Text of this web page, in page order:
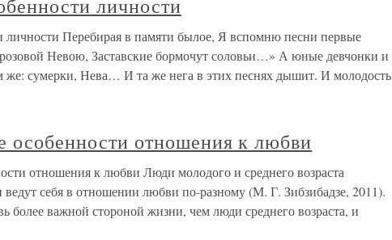
личности
личности Перебирая в памяти былое, Я вспомню песни первые
розовой Невою, Заставские бормочут соловьи…» А юные девчонки и
сумерки, Нева… И та же нега в этих песнях дышит. И молодость
особенности отношения к любви
отношения к любви Люди молодого и среднего возраста
себя в отношении любви по-разному (М. Г. Зибзибадзе, 2011).
более важной стороной жизни, чем люди среднего возраста, и